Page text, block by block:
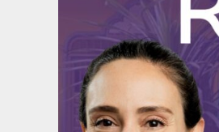
Local
Obra de
mejorada. Interviene